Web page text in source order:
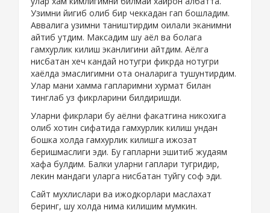
Узимни йигиб олиб бир чеккадан гап бошладим.
Аввалига узимни таништирдим оилали эканимни
айтиб утдим. Максадим шу аёл ва болага
гамхурлик килиш эканлигини айтдим. Аёлга
нисбатан хеч кандай нотугри фикрда нотугри
хаёлда эмаслигимни ота оналарига тушунтирдим.
Улар мани хамма гапларимни хурмат билан
тинглаб уз фикрларини билдиришди.
Уларни фикрлари бу аёлни факатгина никохига
олиб хотин сифатида гамхурлик килиш ундан
бошка холда гамхурлик килишга ижозат
беришмаслиги эди. Бу гапларни эшитиб жудаям
хафа булдим. Балки уларни гаплари тугридир,
лекин мандаги уларга нисбатан туйгу соф эди.
Сайт мухлислари ва ижодкорлари маслахат
беринг, шу холда нима килишим мумкин.